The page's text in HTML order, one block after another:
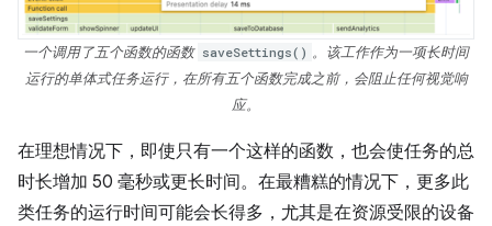
一个调用了五个函数的函数 saveSettings() 。该工作作为一项长时间
运行的单体式任务运行，在所有五个函数完成之前，会阻止任何视觉响
应。
在理想情况下，即使只有一个这样的函数，也会使任务的总
时长增加 50 毫秒或更长时间。在最糟糕的情况下，更多此
类任务的运行时间可能会长得多，尤其是在资源受限的设备